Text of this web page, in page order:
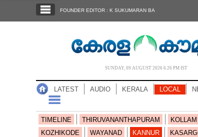
NOTIFIED NEWS
FOUNDER EDITOR : K SUKUMARAN BA
SUNDAY, 09 AUGUST 2026 6.26 PM IST
LATEST AUDIO KERALA LOCAL
TIMELINE THIRUVANANTHAPURAM KOLLAM
KOZHIKODE
WAYANAD KANNUR